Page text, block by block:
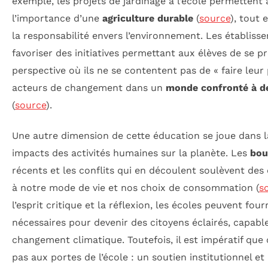
l’importance d’une agriculture durable (source), tout
la responsabilité envers l’environnement. Les
favoriser des initiatives permettant aux élèves de se
perspective où ils ne se contentent pas de « faire leur
acteurs de changement dans un monde confronté à
(source).
Une autre dimension de cette éducation se joue dans
impacts des activités humaines sur la planète. Les
récents et les conflits qui en découlent soulèvent
à notre mode de vie et nos choix de consommation (
l’esprit critique et la réflexion, les écoles peuvent
nécessaires pour devenir des citoyens éclairés,
changement climatique. Toutefois, il est impératif que
pas aux portes de l’école : un soutien institutionnel